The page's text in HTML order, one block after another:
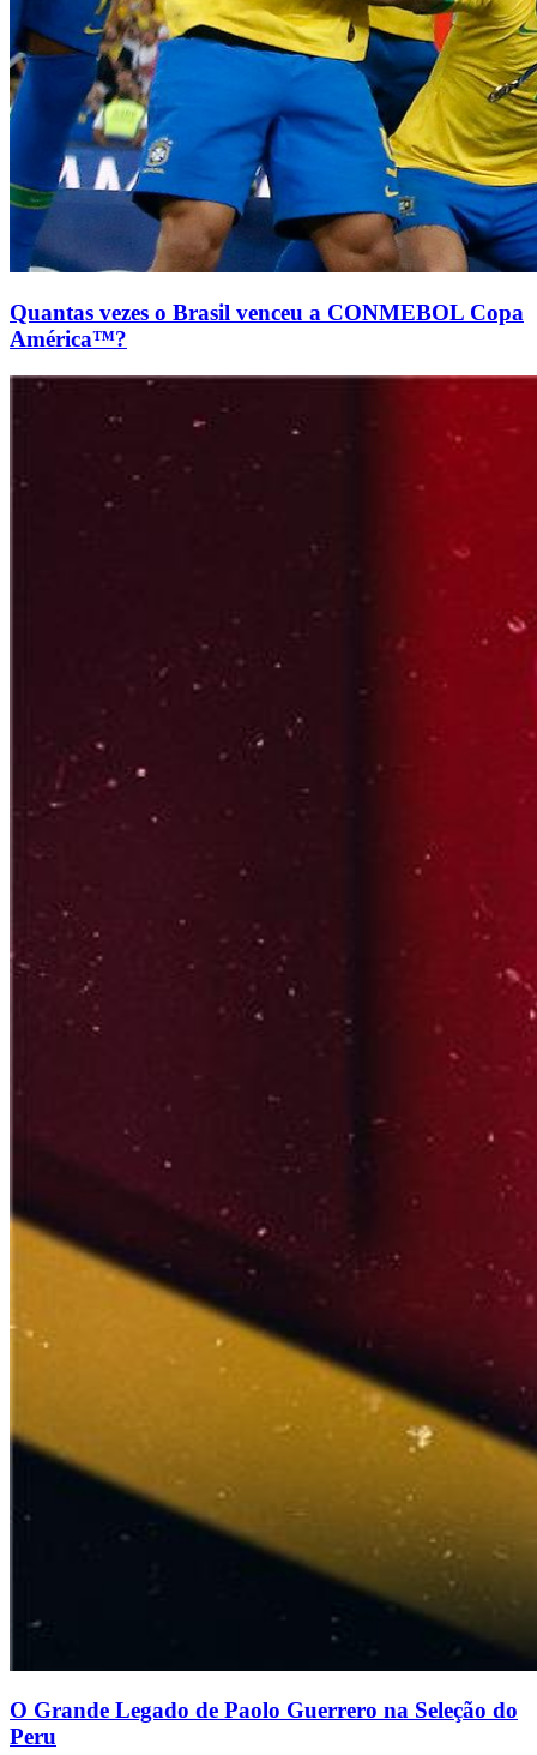
Quantas vezes o Brasil venceu a CONMEBOL Copa
América™?
O Grande Legado de Paolo Guerrero na Seleção do
Peru